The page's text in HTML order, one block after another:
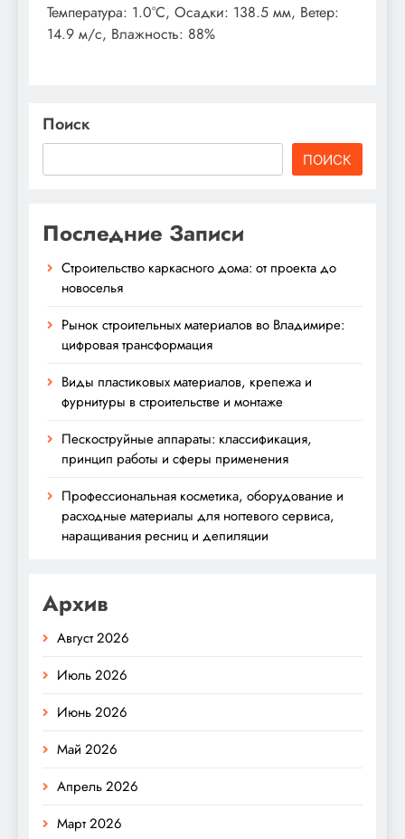
Температура: 1.0°C, Осадки: 138.5 мм, Ветер:
14.9 м/с, Влажность: 88%
Поиск
ПОИСК
Последние Записи
Строительство каркасного дома: от проекта до
новоселья
Рынок строительных материалов во Владимире:
цифровая трансформация
Виды пластиковых материалов, крепежа и
фурнитуры в строительстве и монтаже
Пескоструйные аппараты: классификация,
принцип работы и сферы применения
Профессиональная косметика, оборудование и
расходные материалы для ногтевого сервиса,
наращивания ресниц и депиляции
Архив
Август 2026
Июль 2026
Июнь 2026
Май 2026
Апрель 2026
Март 2026